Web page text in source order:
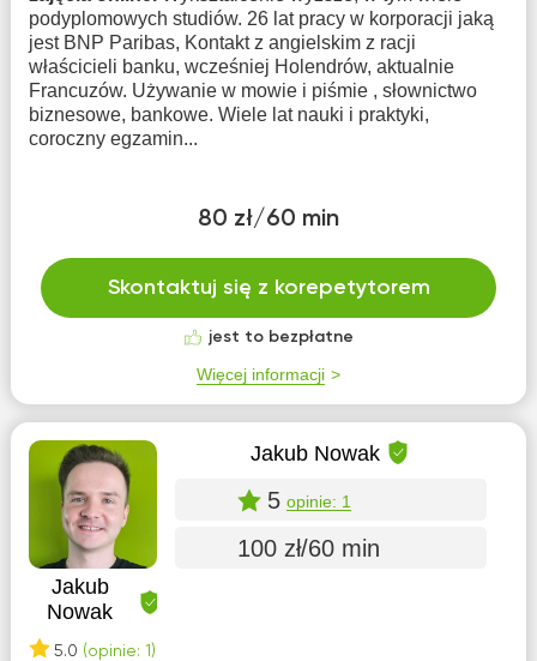
podyplomowych studiów. 26 lat pracy w korporacji jaką
jest BNP Paribas, Kontakt z angielskim z racji
właścicieli banku, wcześniej Holendrów, aktualnie
Francuzów. Używanie w mowie i piśmie , słownictwo
biznesowe, bankowe. Wiele lat nauki i praktyki,
coroczny egzamin...
80 zł/60 min
Skontaktuj się z korepetytorem
jest to bezpłatne
Więcej informacji
Jakub
Nowak
5.0 (opinie: 1)
Jakub Nowak
5 opinie: 1
100 zł/60 min